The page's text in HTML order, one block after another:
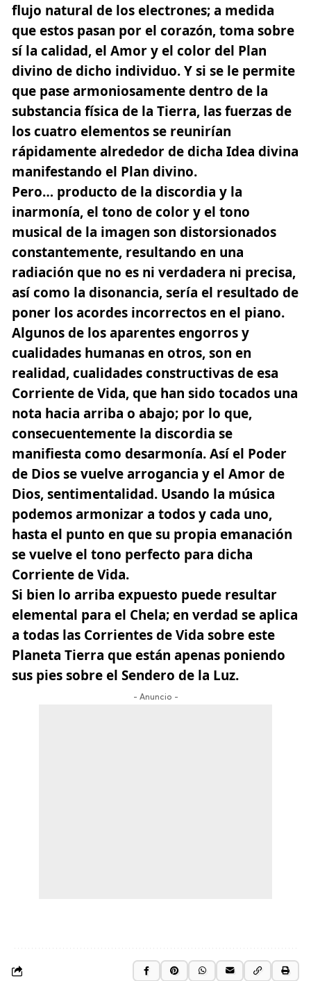
flujo natural de los electrones; a medida
que estos pasan por el corazón, toma sobre
sí la calidad, el Amor y el color del Plan
divino de dicho individuo. Y si se le permite
que pase armoniosamente dentro de la
substancia física de la Tierra, las fuerzas de
los cuatro elementosse reunirían
rápidamente alrededor de dicha Idea divina
manifestando el Plan divino.
Pero… producto de la discordia y la
inarmonía, el tono de color y el tono
musical de la imagen son distorsionados
constantemente, resultando en una
radiación que no es ni verdadera ni precisa,
así como la disonancia, sería el resultado de
poner los acordes incorrectos en el piano.
Algunos de los aparentes engorros y
cualidades humanas en otros, son en
realidad, cualidades constructivas de esa
Corriente de Vida, que han sido tocados una
nota hacia arriba o abajo; por lo que,
consecuentemente la discordia se
manifiesta como desarmonía. Así el Poder
de Dios se vuelve arrogancia y el Amor de
Dios, sentimentalidad. Usando la música
podemos armonizar a todos y cada uno,
hasta el punto en que su propia emanación
se vuelve el tono perfecto para dicha
Corriente de Vida.
Si bien lo arriba expuesto puede resultar
elemental para el Chela; en verdad se aplica
a todas las Corrientes de Vida sobre este
Planeta Tierra que están apenas poniendo
sus pies sobre el Sendero de la Luz.
- Anuncio -